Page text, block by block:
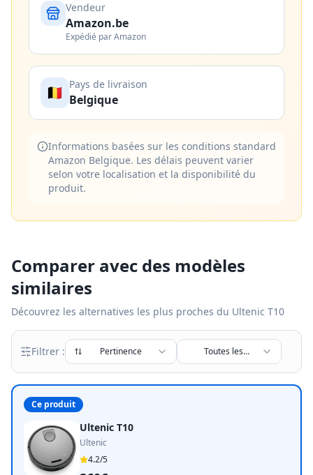
Vendeur
Amazon.be
Expédié par Amazon
🇧🇪 Pays de livraison
Belgique
Informations basées sur les conditions standard
Amazon Belgique. Les délais peuvent varier
selon votre localisation et la disponibilité du
produit.
Comparer avec des modèles
similaires
Découvrez les alternatives les plus proches du Ultenic T10
Filtrer : Pertinence
Toutes les
marques
Ce produit
Ultenic T10
Ultenic
4.2/5